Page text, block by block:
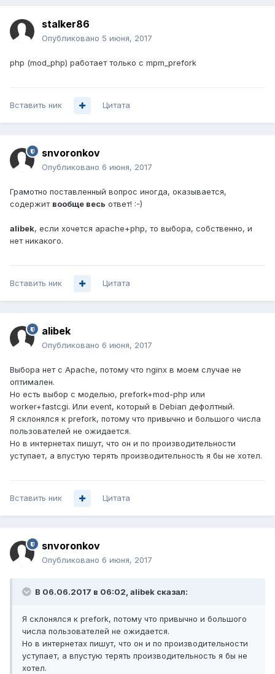
stalker86
Опубликовано 5 июня, 2017
php (mod_php) работает только с mpm_prefork
Вставить ник Цитата
snvoronkov
Опубликовано 6 июня, 2017
Грамотно поставленный вопрос иногда, оказывается,
содержит вообще весь ответ! :-)
alibek, если хочется apache+php, то выбора, собственно, и
нет никакого.
Вставить ник Цитата
alibek
Опубликовано 6 июня, 2017
Выбора нет с Apache, потому что nginx в моем случае не
оптимален.
Но есть выбор с моделью, prefork+mod-php или
worker+fastcgi. Или event, который в Debian дефолтный.
Я склонялся к prefork, потому что привычно и большого числа
пользователей не ожидается.
Но в интернетах пишут, что он и по производительности
уступает, а впустую терять производительность я бы не хотел.
Вставить ник Цитата
snvoronkov
Опубликовано 6 июня, 2017
В 06.06.2017 в 06:02, alibek сказал:
Я склонялся к prefork, потому что привычно и большого
числа пользователей не ожидается.
Но в интернетах пишут, что он и по производительности
уступает, а впустую терять производительность я бы не
хотел.